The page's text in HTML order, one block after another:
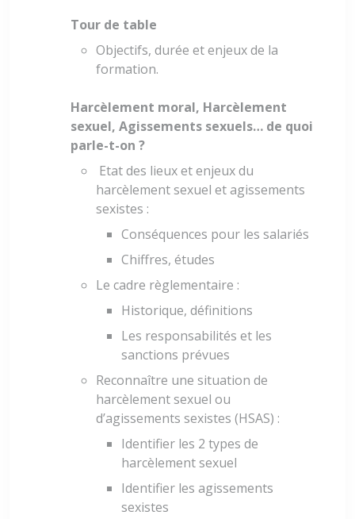
Tour de table
Objectifs, durée et enjeux de la
formation.
Harcèlement moral, Harcèlement
sexuel, Agissements sexuels… de quoi
parle-t-on ?
Etat des lieux et enjeux du
harcèlement sexuel et agissements
sexistes :
Conséquences pour les salariés
Chiffres, études
Le cadre règlementaire :
Historique, définitions
Les responsabilités et les
sanctions prévues
Reconnaître une situation de
harcèlement sexuel ou
d’agissements sexistes (HSAS) :
Identifier les 2 types de
harcèlement sexuel
Identifier les agissements
sexistes